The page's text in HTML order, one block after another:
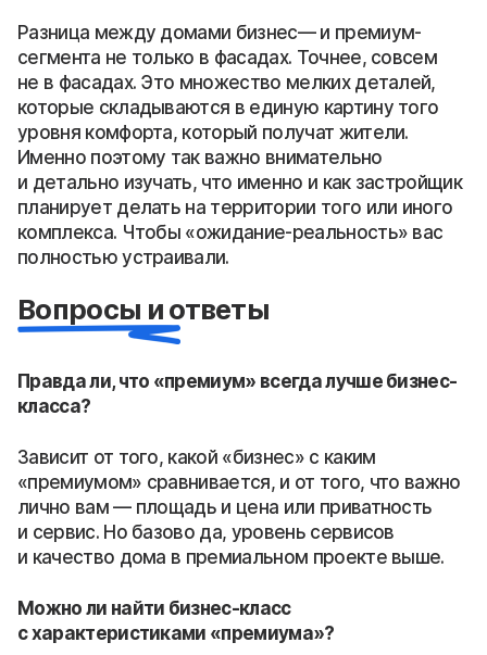
Разница между домами бизнес— и премиум-
сегмента не только в фасадах. Точнее, совсем
не в фасадах. Это множество мелких деталей,
которые складываются в единую картину того
уровня комфорта, который получат жители.
Именно поэтому так важно внимательно
и детально изучать, что именно и как застройщик
планирует делать на территории того или иного
комплекса. Чтобы «ожидание-реальность» вас
полностью устраивали.
Вопросы и ответы
Правда ли, что «премиум» всегда лучше бизнес-
класса?
Зависит от того, какой «бизнес» с каким
«премиумом» сравнивается, и от того, что важно
лично вам — площадь и цена или приватность
и сервис. Но базово да, уровень сервисов
и качество дома в премиальном проекте выше.
Можно ли найти бизнес-класс
с характеристиками «премиума»?